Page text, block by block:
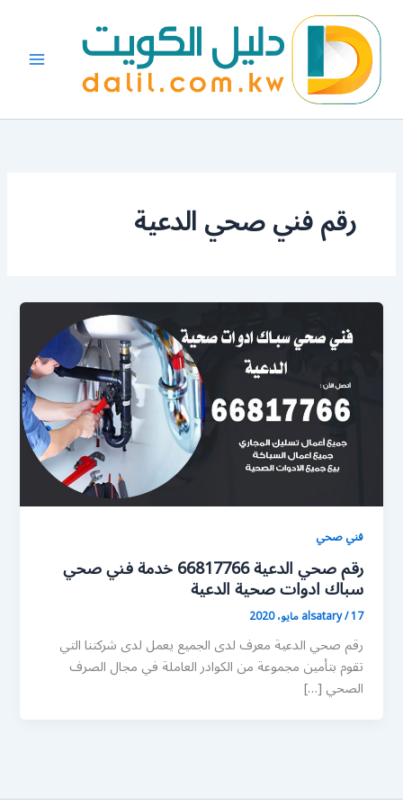
المحتوى
رقم فني صحي الدعية
فني صحي
رقم صحي الدعية 66817766 خدمة فني صحي
سباك ادوات صحية الدعية
alsatary/17 مايو، 2020
رقم صحي الدعية معرف لدى الجميع يعمل لدى شركتنا التي
تقوم بتأمين مجموعة من الكوادر العاملة في مجال الصرف
الصحي […]